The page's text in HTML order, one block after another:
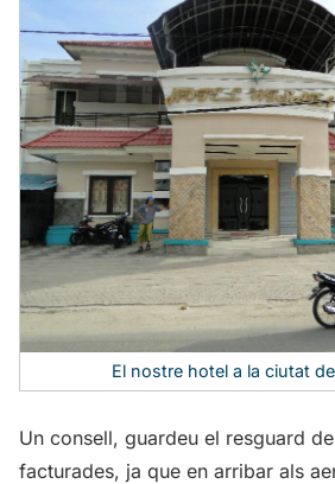
El nostre hotel a la ciutat
Un consell, guardeu el resguard
facturades, ja que en arribar als